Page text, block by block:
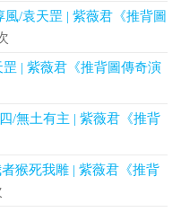
/袁天罡 | 紫薇君《推背圖
| 紫薇君《推背圖傳奇演
/無土有主 | 紫薇君《推背
猴死我雕 | 紫薇君《推背